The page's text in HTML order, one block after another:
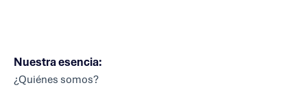
Nuestra esencia:
¿Quiénes somos?